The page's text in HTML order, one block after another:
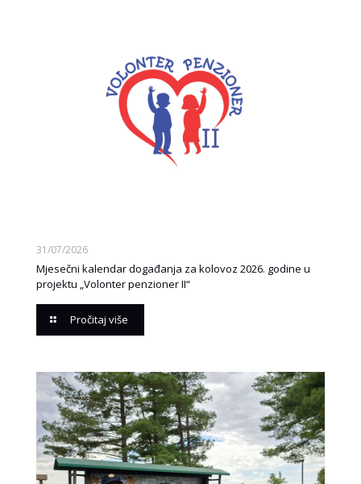
31/07/2026
Mjesečni kalendar događanja za kolovoz 2026. godine u
projektu „Volonter penzioner II“
Pročitaj više